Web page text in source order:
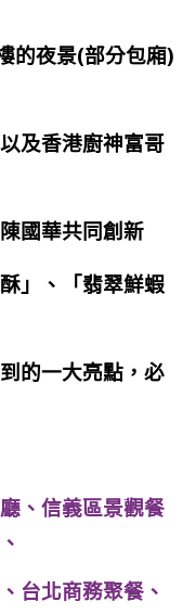
的夜景(部分包廂)
及香港廚神富哥
國華共同創新
」、「翡翠鮮蝦
的一大亮點，必
、信義區景觀餐
台北商務聚餐、